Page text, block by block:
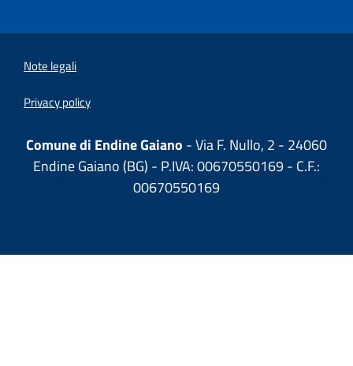
Note legali
Privacy policy
Comune di Endine Gaiano - Via F. Nullo, 2 - 24060
Endine Gaiano (BG) - P.IVA: 00670550169 - C.F.:
00670550169